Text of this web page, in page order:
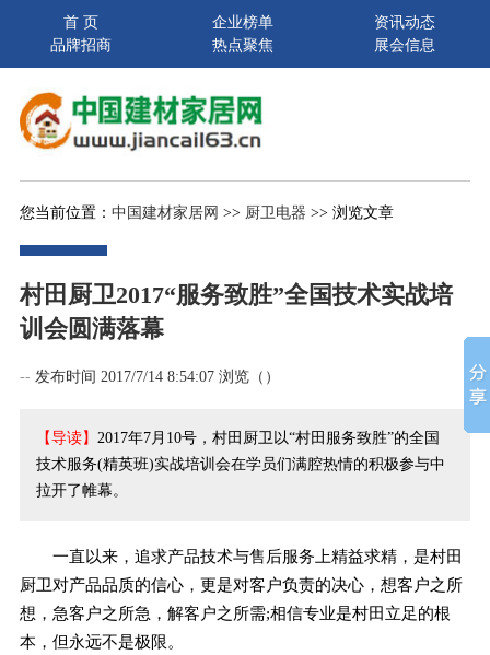
首 页 企业榜单
资讯动态
品牌招商
热点聚焦 展会信息
您当前位置： 中国建材家居网 >> 厨卫电器 >> 浏览文章
村田厨卫2017“服务致胜”全国技术实战培
训会圆满落幕
-- 发布时间 2017/7/14 8:54:07 浏览（ ）
【导读】 2017年7月10号，村田厨卫以“村田服务致胜”的全国
技术服务(精英班)实战培训会在学员们满腔热情的积极参与中
拉开了帷幕。
一直以来，追求产品技术与售后服务上精益求精，是村田
厨卫对产品品质的信心，更是对客户负责的决心，想客户之所
想，急客户之所急，解客户之所需;相信专业是村田立足的根
本，但永远不是极限。